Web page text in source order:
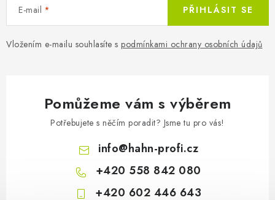
E-mail
Vložením e-mailu souhlasíte s podmínkami ochrany osobních údajů
PŘIHLÁSIT SE
Pomůžeme vám s výběrem
Potřebujete s něčím poradit? Jsme tu pro vás!
info@hahn-profi.cz
+420 558 842 080
+420 602 446 643